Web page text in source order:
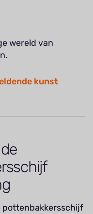
wereld van
kunst
pottenbakkersschijf